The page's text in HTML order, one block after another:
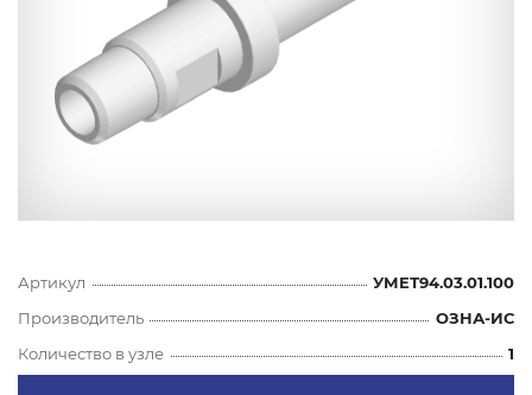
Артикул
УМЕТ94.03.01.100
Производитель
ОЗНА-ИС
Количество в узле
1